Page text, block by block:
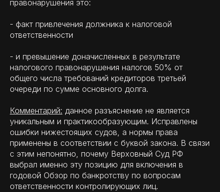
правонарушения это:
- факт привлечения должника к налоговой
ответственности
- и превышение доначисленных в результате
налогового правонарушения налогов 50% от
общего числа требований кредиторов третьей
очереди по сумме основного долга.
Комментарий: данное разъяснение не является
уникальным и практикообразующим. Исправлены
ошибки нижестоящих судов, а нормы права
применены в соответствии с буквой закона. В связи
с этим непонятно, почему Верховный Суд РФ
выбрал именно эту позицию для включения в
годовой Обзор по банкротству по вопросам
ответственности контролирующих лиц.